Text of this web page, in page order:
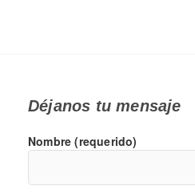
Déjanos tu mensaje
Nombre (requerido)